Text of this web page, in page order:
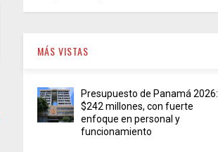
MÁS VISTAS
Presupuesto de Panamá 2026:
$242 millones, con fuerte
enfoque en personal y
funcionamiento